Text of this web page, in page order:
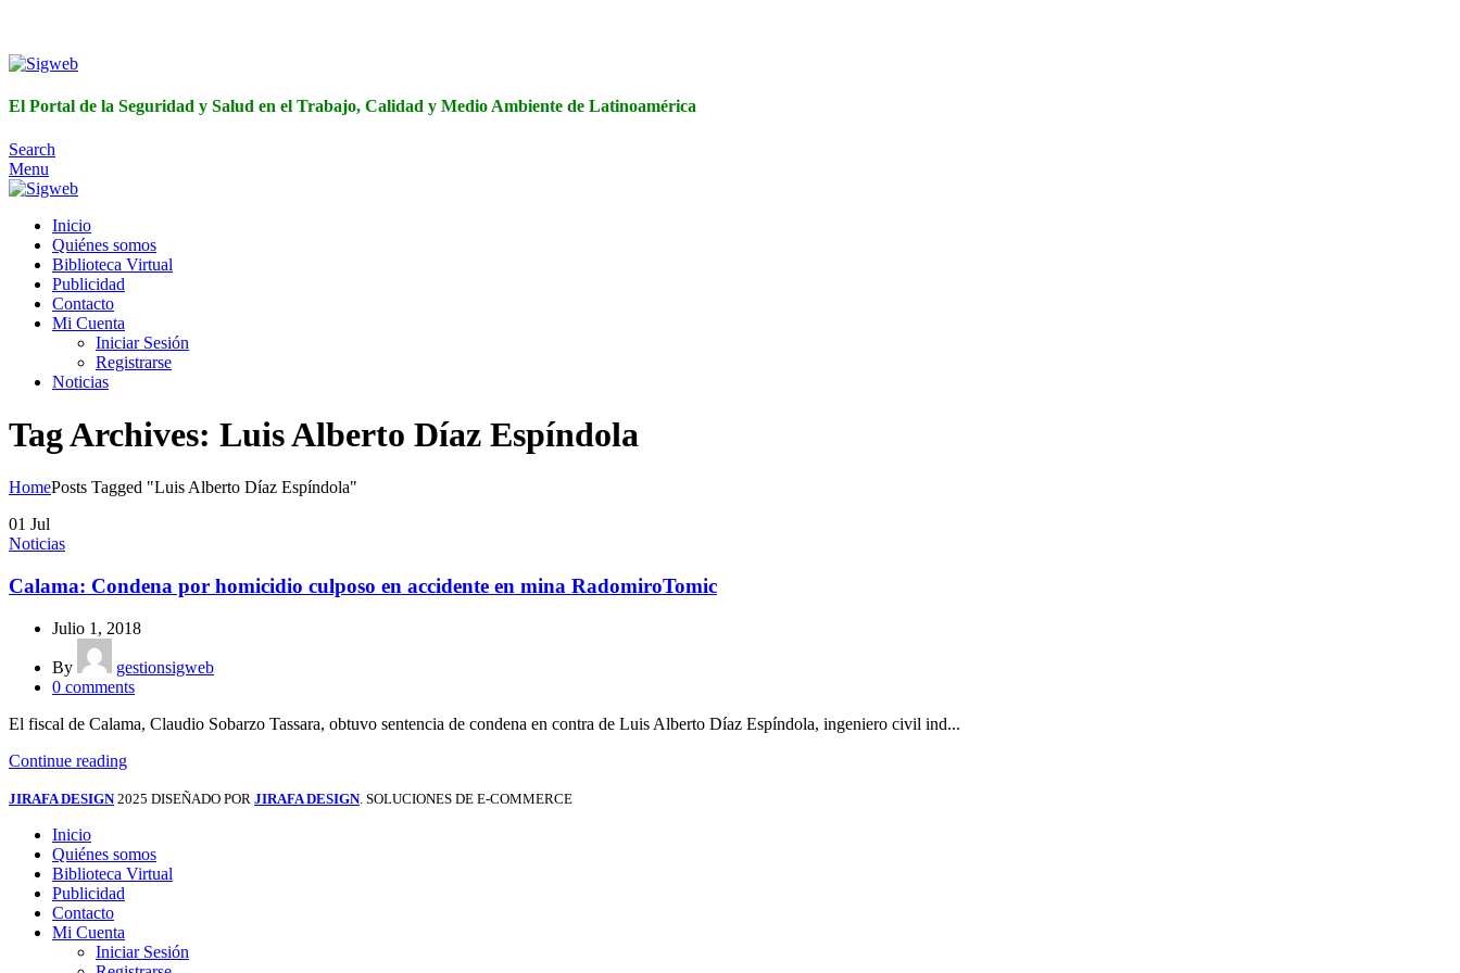
El Portal de la Seguridad y Salud en el Trabajo, Calidad y Medio Ambiente de Latinoamérica
Search
Menu
Inicio
Quiénes somos
Biblioteca Virtual
Publicidad
Contacto
Mi Cuenta
Iniciar Sesión
Registrarse
Noticias
Tag Archives: Luis Alberto Díaz Espíndola
HomePosts Tagged "Luis Alberto Díaz Espíndola"
01 Jul
Noticias
Calama: Condena por homicidio culposo en accidente en mina RadomiroTomic
Julio 1, 2018
By
gestionsigweb
0 comments
El fiscal de Calama, Claudio Sobarzo Tassara, obtuvo sentencia de condena en contra de Luis Alberto Díaz Espíndola, ingeniero civil ind...
Continue reading
JIRAFA DESIGN 2025 DISEÑADO POR JIRAFA DESIGN. SOLUCIONES DE E-COMMERCE
Inicio
Quiénes somos
Biblioteca Virtual
Publicidad
Contacto
Mi Cuenta
Iniciar Sesión